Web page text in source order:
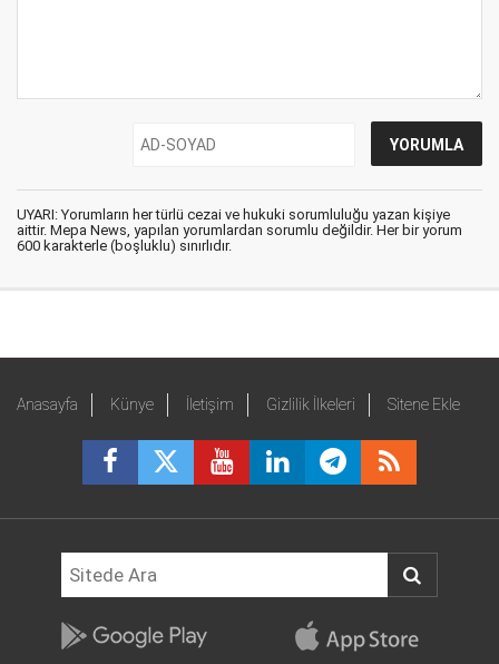
UYARI: Yorumların her türlü cezai ve hukuki sorumluluğu yazan kişiye
aittir. Mepa News, yapılan yorumlardan sorumlu değildir. Her bir yorum
600 karakterle (boşluklu) sınırlıdır.
Anasayfa Künye İletişim Gizlilik İlkeleri Sitene Ekle